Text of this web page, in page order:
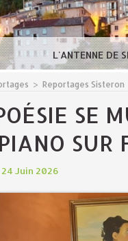
L'ANTENNE DE
> Reportages Sisteron
SE
SUR
Juin 2026